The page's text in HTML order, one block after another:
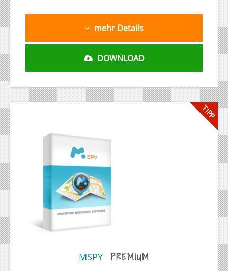
mehr Details
DOWNLOAD
TIPP
MSPY PREMIUM